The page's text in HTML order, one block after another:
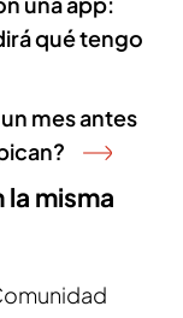
qué tengo
mes antes
misma